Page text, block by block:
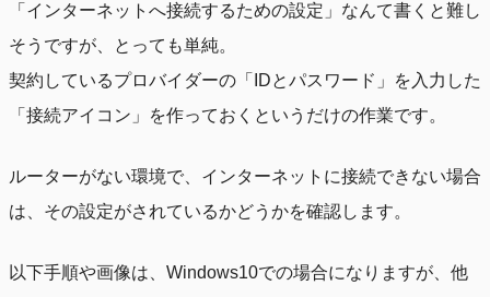
「インターネットへ接続するための設定」なんて書くと難し
そうですが、とっても単純。
契約しているプロバイダーの「IDとパスワード」を入力した
「接続アイコン」を作っておくというだけの作業です。
ルーターがない環境で、インターネットに接続できない場合
は、その設定がされているかどうかを確認します。
以下手順や画像は、Windows10での場合になりますが、他